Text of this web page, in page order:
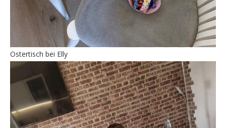
Ostertisch bei Elly